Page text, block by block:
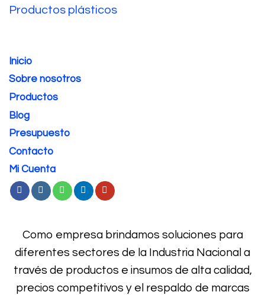
Productos plásticos
Inicio
Sobre nosotros
Productos
Blog
Presupuesto
Contacto
Mi Cuenta
Como empresa brindamos soluciones para
diferentes sectores de la Industria Nacional a
través de productos e insumos de alta calidad,
precios competitivos y el respaldo de marcas